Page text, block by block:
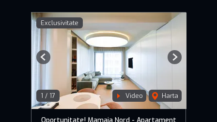
Exclusivitate
1 / 17 Video Harta
Previous Next